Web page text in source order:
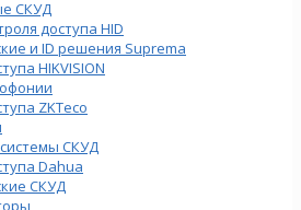
СКУД
доступа HID
и ID решения Suprema
HIKVISION
ZKTeco
СКУД
Dahua
СКУД